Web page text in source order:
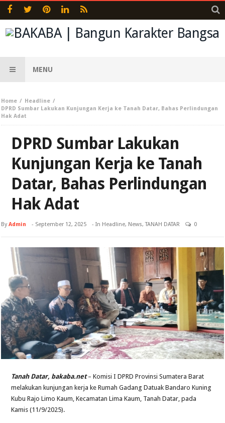
MENU
Home
Headline
DPRD Sumbar Lakukan Kunjungan Kerja ke Tanah Datar, Bahas Perlindungan
Hak Adat
DPRD Sumbar Lakukan
Kunjungan Kerja ke Tanah
Datar, Bahas Perlindungan
Hak Adat
ByAdmin - September 12, 2025 - In Headline, News,TANAH DATAR 0
Tanah Datar, bakaba.net– Komisi I DPRD Provinsi Sumatera Barat
melakukan kunjungan kerja ke Rumah Gadang Datuak Bandaro Kuning
Kubu Rajo Limo Kaum, Kecamatan Lima Kaum, Tanah Datar, pada
Kamis (11/9/2025).